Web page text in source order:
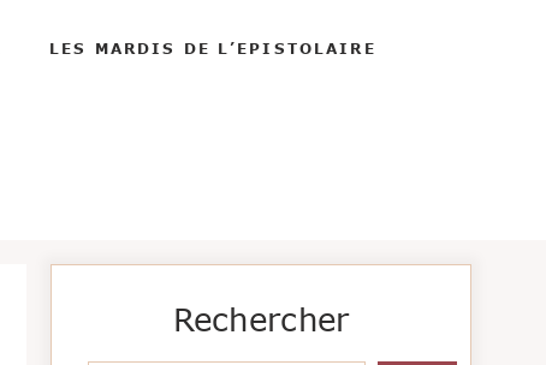
LES MARDIS DE L’EPISTOLAIRE
Rechercher